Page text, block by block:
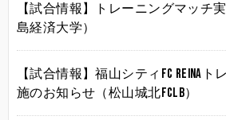
【試合情報】トレーニングマッチ
島経済大学）
【試合情報】福山シティFC Reina
施のお知らせ（松山城北FCLB）